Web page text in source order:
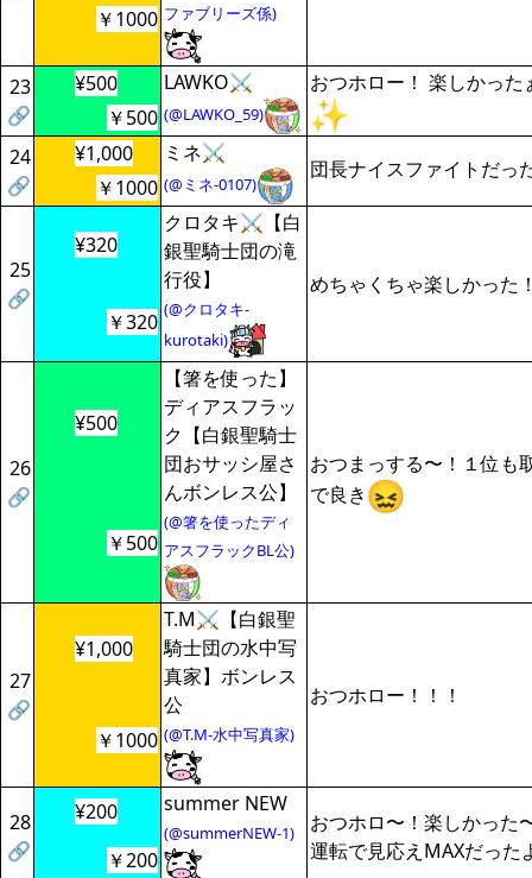
ファブリーズ係)
￥1000
23
🔗
¥500 LAWKO⚔️
(@LAWKO_59)
おつホロー！ 楽しかった
￥500
24
🔗
¥1,000 ミネ⚔
(@ミネ-0107)
団長ナイスファイトだっ
￥1000
25
🔗
¥320
クロタキ⚔️【白
銀聖騎士団の滝
行役】
(@クロタキ-
kurotaki)
めちゃくちゃ楽しかった
￥320
26
🔗
¥500
【箸を使った】
ディアスフラッ
ク【白銀聖騎士
団おサッシ屋さ
んボンレス公】
(@箸を使ったディ
アスフラックBL公)
おつまっする〜！１位も
で良き
￥500
27
🔗
¥1,000
T.M⚔️【白銀聖
騎士団の水中写
真家】ボンレス
公
(@T.M-水中写真家)
おつホロー！！！
￥1000
28
🔗
¥200 summer NEW
(@summerNEW-1)
おつホロ〜！楽しかった
運転で見応えMAXだった
￥200